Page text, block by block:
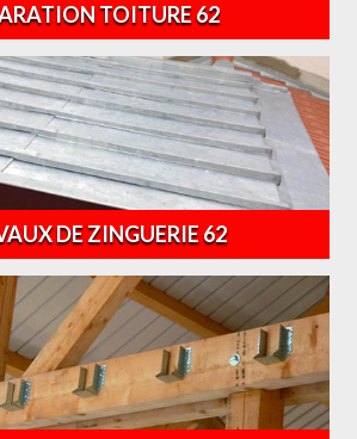
TOITURE 62
DE ZINGUERIE 62